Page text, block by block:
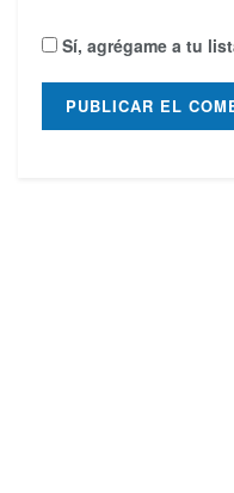
Sí, agrégame a tu